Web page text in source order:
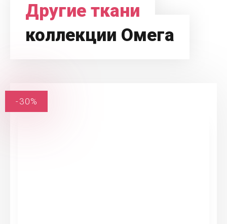
Другие ткани
коллекции Омега
-30%